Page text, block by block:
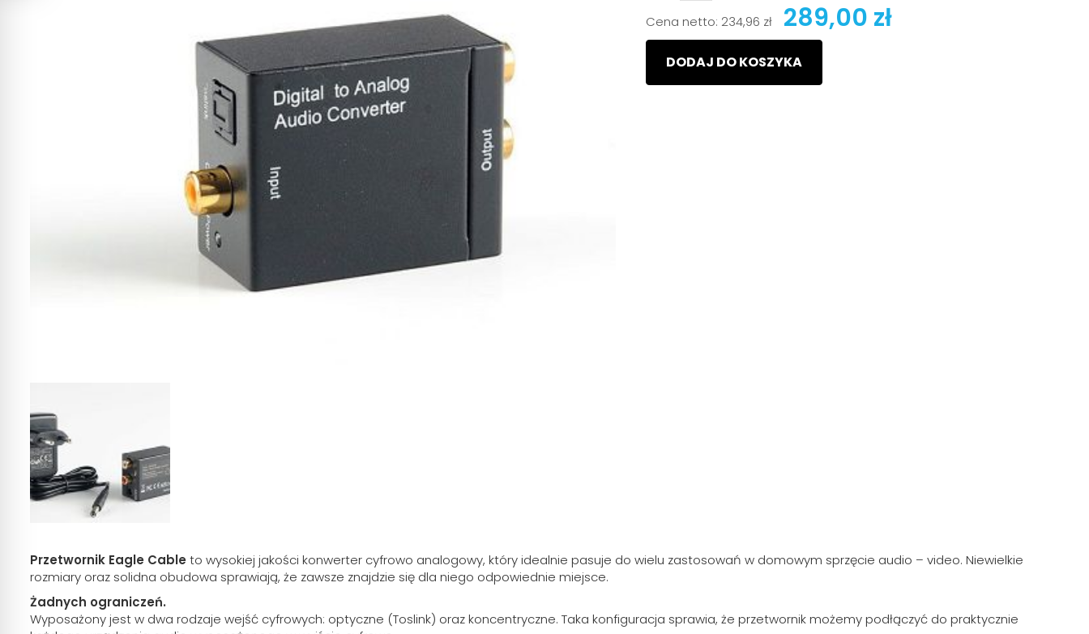
Cena netto: 234,96 zł 289,00 zł
DODAJ DO KOSZYKA
Przetwornik Eagle Cable to wysokiej jakości konwerter cyfrowo analogowy, który idealnie pasuje do wielu zastosowań w domowym sprzęcie audio – video. Niewielkie
rozmiary oraz solidna obudowa sprawiają, że zawsze znajdzie się dla niego odpowiednie miejsce.
Żadnych ograniczeń.
Wyposażony jest w dwa rodzaje wejść cyfrowych: optyczne (Toslink) oraz koncentryczne. Taka konfiguracja sprawia, że przetwornik możemy podłączyć do praktycznie